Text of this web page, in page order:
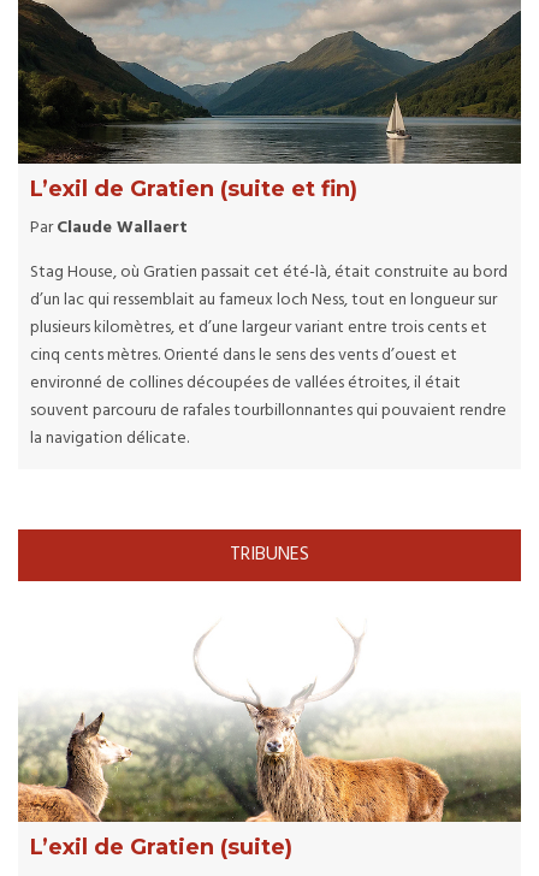
L’exil de Gratien (suite et fin)
ParClaude Wallaert
Stag House, où Gratien passait cet été-là, était construite au bord
d’un lac qui ressemblait au fameux loch Ness, tout en longueur sur
plusieurs kilomètres, et d’une largeur variant entre trois cents et
cinq cents mètres. Orienté dans le sens des vents d’ouest et
environné de collines découpées de vallées étroites, il était
souvent parcouru de rafales tourbillonnantes qui pouvaient rendre
la navigation délicate.
TRIBUNES
L’exil de Gratien (suite)